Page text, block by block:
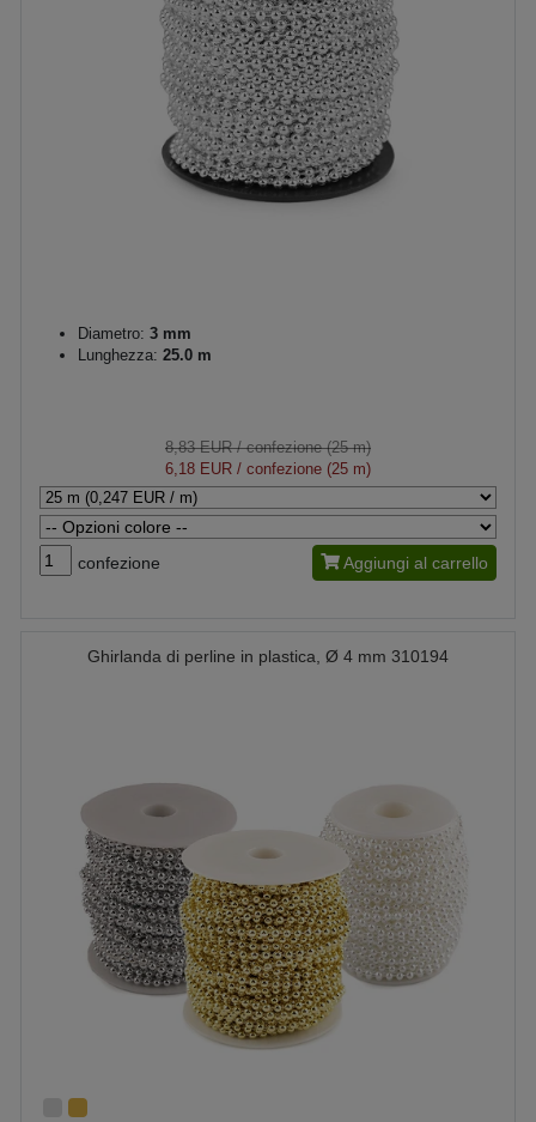
Diametro: 3 mm
Lunghezza: 25.0 m
8,83 EUR/ confezione (25 m)
6,18 EUR / confezione (25 m)
confezione Aggiungi al carrello
Ghirlanda di perline in plastica, Ø 4 mm 310194